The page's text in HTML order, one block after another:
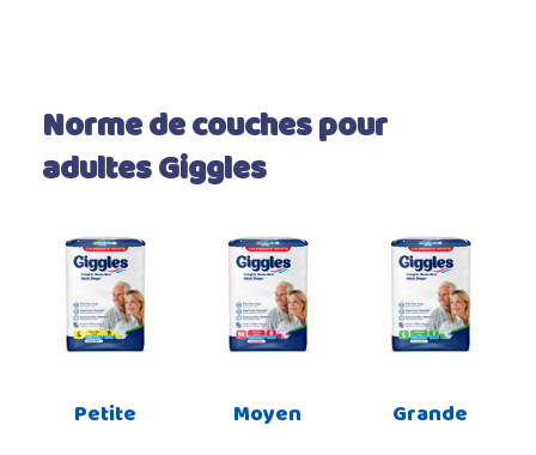
Norme de couches pour
adultes Giggles
Petite Moyen Grande